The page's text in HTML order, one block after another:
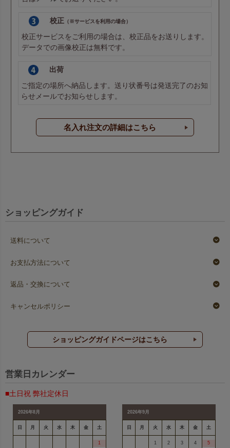
校正 （※サービスを利用の場合）
校正サービスをご利用の場合は、校正品をお送りします。
データでの画像校正は無料です。
出荷
ご指定の場所へ納品します。送り状番号は発送完了のお知
らせメールでお知らせします。
名入れ注文の詳細はこちら
ショッピングガイド
送料について
お支払方法について
返品・交換について
キャンセルポリシー
ショッピングガイドページはこちら
営業日カレンダー
■土日祝 弊社定休日
2026年8月
日 月 火 水 木 金 土
1
2026年9月
日 月 火 水 木 金 土
1 2 3 4 5